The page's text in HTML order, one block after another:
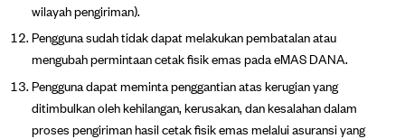
wilayah pengiriman).
Pengguna sudah tidak dapat melakukan pembatalan atau
mengubah permintaan cetak fisik emas pada eMAS DANA.
Pengguna dapat meminta penggantian atas kerugian yang
ditimbulkan oleh kehilangan, kerusakan, dan kesalahan dalam
proses pengiriman hasil cetak fisik emas melalui asuransi yang